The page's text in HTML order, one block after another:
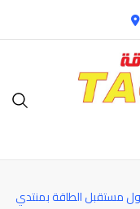
مستقبل الطاقة بمنتدي